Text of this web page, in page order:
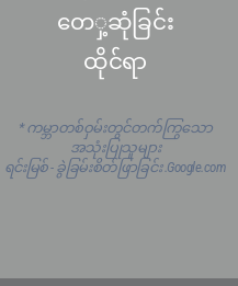
တေှ့ဆုံခြင်း
ထိုင်ရာ
* ကမ္ဘာတစ်ဝှမ်းတွင်တက်ကြွသော
အသုံးပြုသူများ
ရင်းမြစ် - ခွဲခြမ်းစိတ်ဖြာခြင်း .Google.com